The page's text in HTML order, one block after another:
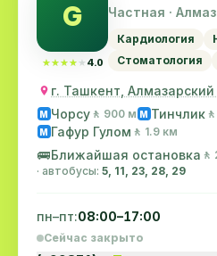
G
★★★★★
★★★★★ 4.0
Частная ·
Кардиология
Стоматология
г. Ташкент,
M Чорсу 🚶 900 м M Тинчлик
M Гафур Гулом 🚶 1.9 км
🚌Ближайшая остановка
· автобусы: 5, 11, 23, 28, 29
пн–пт:08:00–17:00
Сейчас закрыто